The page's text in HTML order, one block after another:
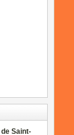
Saint-